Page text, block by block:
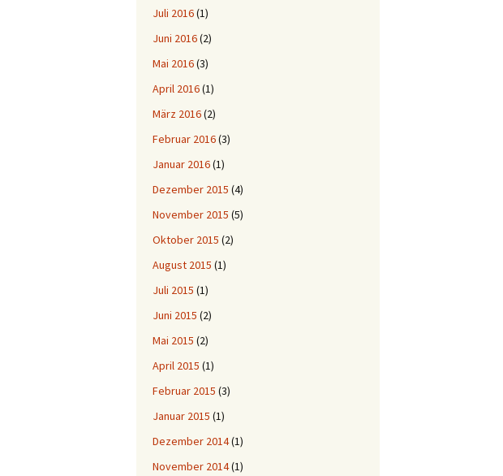
Juli 2016(1)
Juni 2016(2)
Mai 2016(3)
April 2016(1)
März 2016(2)
Februar 2016(3)
Januar 2016(1)
Dezember 2015 (4)
November 2015 (5)
Oktober 2015 (2)
August 2015 (1)
Juli 2015 (1)
Juni 2015 (2)
Mai 2015 (2)
April 2015 (1)
Februar 2015 (3)
Januar 2015 (1)
Dezember 2014(1)
November 2014(1)